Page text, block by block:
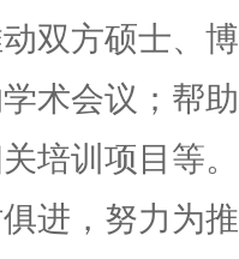
双方硕士、
术会议；帮
培训项目等。
进，努力为